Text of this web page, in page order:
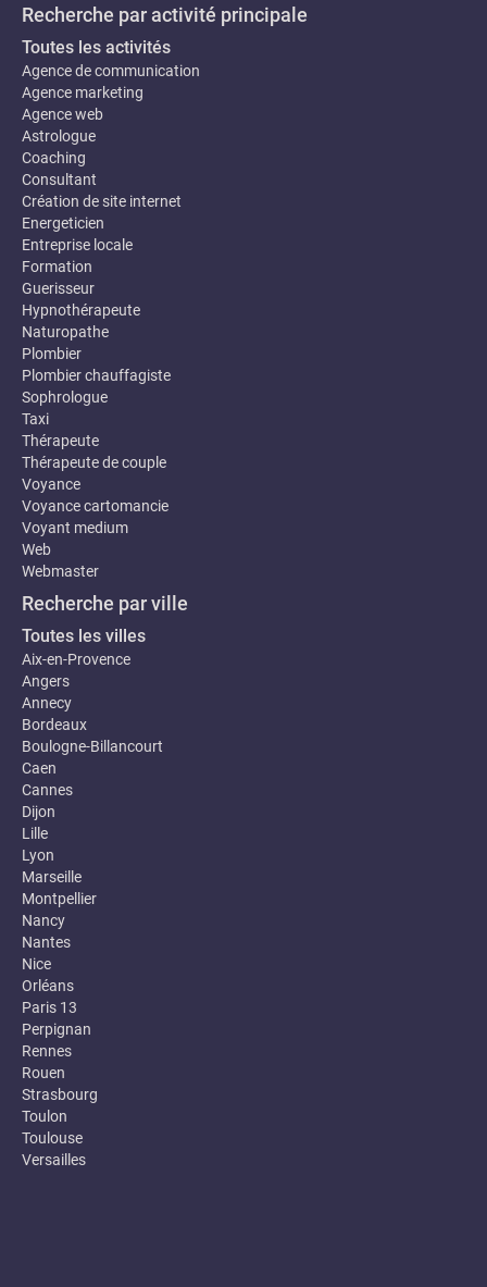
Recherche par activité principale
Toutes les activités
Agence de communication
Agence marketing
Agence web
Astrologue
Coaching
Consultant
Création de site internet
Energeticien
Entreprise locale
Formation
Guerisseur
Hypnothérapeute
Naturopathe
Plombier
Plombier chauffagiste
Sophrologue
Taxi
Thérapeute
Thérapeute de couple
Voyance
Voyance cartomancie
Voyant medium
Web
Webmaster
Recherche par ville
Toutes les villes
Aix-en-Provence
Angers
Annecy
Bordeaux
Boulogne-Billancourt
Caen
Cannes
Dijon
Lille
Lyon
Marseille
Montpellier
Nancy
Nantes
Nice
Orléans
Paris 13
Perpignan
Rennes
Rouen
Strasbourg
Toulon
Toulouse
Versailles